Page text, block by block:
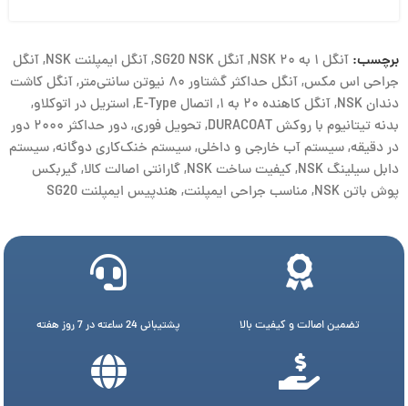
برچسب: آنگل ۱ به ۲۰ NSK ,آنگل SG20 NSK ,آنگل ایمپلنت NSK ,آنگل
جراحی اس مکس,آنگل حداکثر گشتاور ۸۰ نیوتن سانتی‌متر ,آنگل کاشت
دندان NSK
,آنگل کاهنده ۲۰ به ۱ , اتصال E-Type , استریل در اتوکلاو,
بدنه تیتانیوم با روکش DURACOAT
,تحویل فوری,
دور حداکثر ۲۰۰۰ دور
در دقیقه,سیستم آب خارجی و داخلی,سیستم خنک‌کاری دوگانه,سیستم
دابل سیلینگ NSK
,کیفیت ساخت NSK ,گارانتی اصالت کالا,گیربکس
پوش باتن NSK
, مناسب جراحی ایمپلنت, هندپیس ایمپلنت SG20
تضمین اصالت و کیفیت بالا پشتیبانی 24 ساعته در 7 روز هفته